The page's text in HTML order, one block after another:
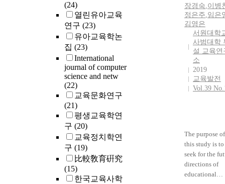
(24)
열린유아교육
연구 (23)
유아교육학논
집 (23)
International
journal of computer
science and netw
(22)
교육문화연구
(21)
평생교육학연
구 (20)
교육정치학연
구 (19)
比較敎育硏究
(15)
한국교육사학
장경숙,이병
정은주,임은
김영은
서원대학
사범대학
설 교육연
소
2019
교육발전
Vol.39
The purpose of
this study is to
seek for the
directions of
educational